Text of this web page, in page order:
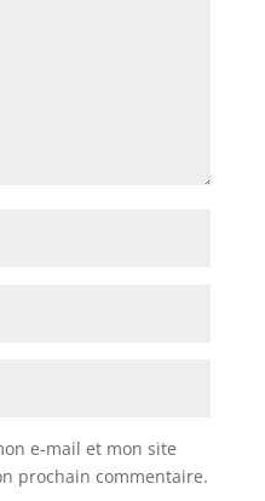
e-mail et mon site
prochain commentaire.